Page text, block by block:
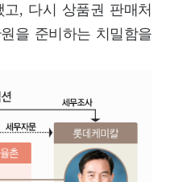
, 다시 상품권 판매처
을 준비하는 치밀함을